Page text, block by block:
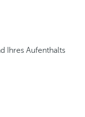
Ihres Aufenthalts